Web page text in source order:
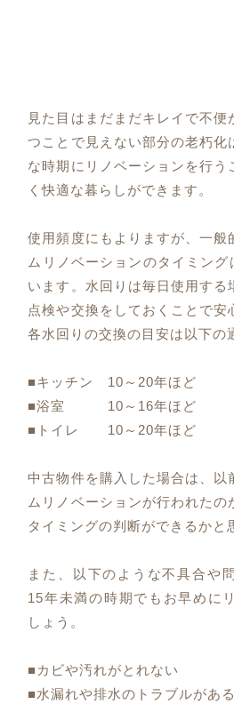
見た目はまだまだキレイで不便
つことで見えない部分の老朽化
な時期にリノベーションを行う
く快適な暮らしができます。
使用頻度にもよりますが、一般
ムリノベーションのタイミン
います。水回りは毎日使用する
点検や交換をしておくことで安
各水回りの交換の目安は以下の
■キッチン 10～20年ほど
■浴室 10～16年ほど
■トイレ 10～20年ほど
中古物件を購入した場合は、以
ムリノベーションが行われた
タイミングの判断ができるかと
また、以下のような不具合や
15年未満の時期でもお早めに
しょう。
■カビや汚れがとれない
■水漏れや排水のトラブルがある